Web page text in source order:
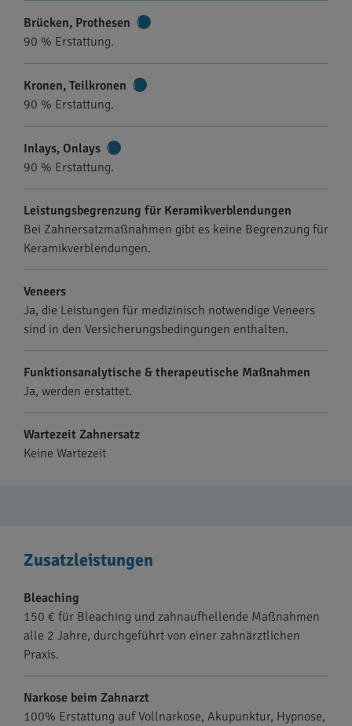
Brücken, Prothesen
90 % Erstattung.
Kronen, Teilkronen
90 % Erstattung.
Inlays, Onlays
Informationen
90 % Erstattung.
Leistungsbegrenzung für Keramikverblendungen
Bei Zahnersatzmaßnahmen gibt es keine Begrenzung für
Keramikverblendungen.
Veneers
Ja, die Leistungen für medizinisch notwendige Veneers
sind in den Versicherungsbedingungen enthalten.
Funktionsanalytische & therapeutische Maßnahmen
Ja, werden erstattet.
Wartezeit Zahnersatz
Keine Wartezeit
Zusatzleistungen
Bleaching
150 € für Bleaching und zahnaufhellende Maßnahmen
alle 2 Jahre, durchgeführt von einer zahnärztlichen
Praxis.
Narkose beim Zahnarzt
100% Erstattung auf Vollnarkose, Akupunktur, Hypnose,